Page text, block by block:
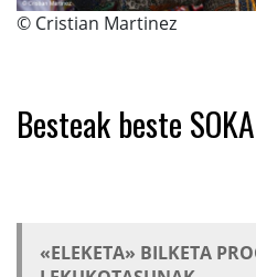
© Cristian Martinez
Besteak beste
«ELEKETA» BILKETA